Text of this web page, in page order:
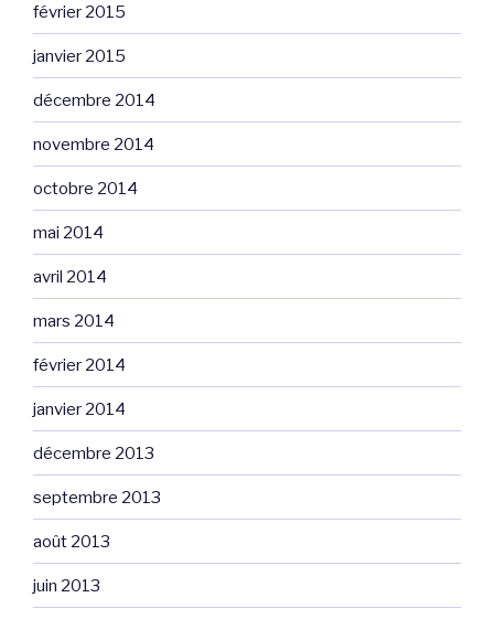
février 2015
janvier 2015
décembre 2014
novembre 2014
octobre 2014
mai 2014
avril 2014
mars 2014
février 2014
janvier 2014
décembre 2013
septembre 2013
août 2013
juin 2013